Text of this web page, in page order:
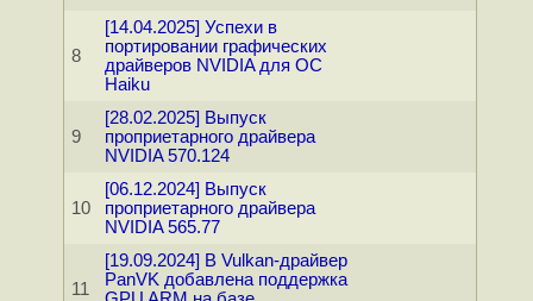
8
[14.04.2025] Успехи в
портировании графических
драйверов NVIDIA для ОС
Haiku
9
[28.02.2025] Выпуск
проприетарного драйвера
NVIDIA 570.124
10
[06.12.2024] Выпуск
проприетарного драйвера
NVIDIA 565.77
11
[19.09.2024] В Vulkan-драйвер
PanVK добавлена поддержка